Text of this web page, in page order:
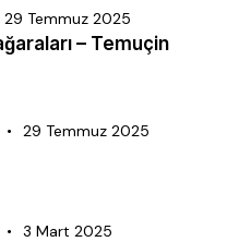
29 Temmuz 2025
– Temuçin
29 Temmuz 2025
3 Mart 2025